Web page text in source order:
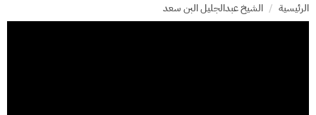
الرئيسية الشيخ عبدالجليل البن سعد